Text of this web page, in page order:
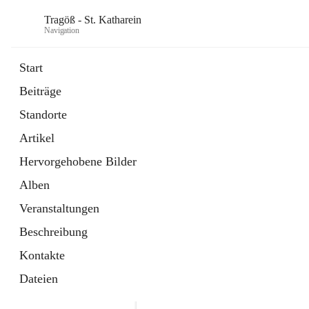
Tragöß - St. Katharein
Navigation
Start
Beiträge
Standorte
Artikel
Hervorgehobene Bilder
Alben
Veranstaltungen
Beschreibung
Kontakte
Dateien